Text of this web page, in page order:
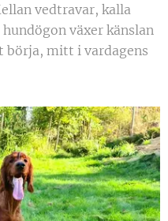
vedtravar, kalla
växer känslan
börja, mitt i vardagens